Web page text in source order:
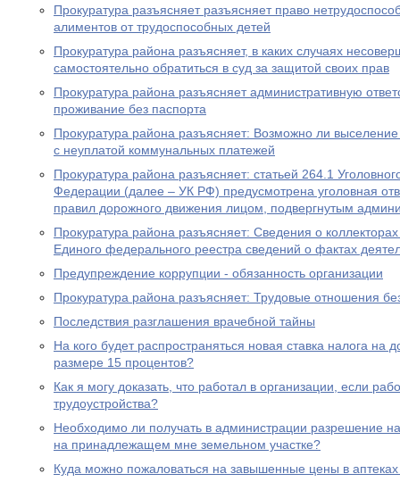
Прокуратура разъясняет разъясняет право
алиментов от трудоспособных детей
Прокуратура района разъясняет, в каких случаях
самостоятельно обратиться в суд за защитой своих прав
Прокуратура района разъясняет административную
проживание без паспорта
Прокуратура района разъясняет: Возможно ли
с неуплатой коммунальных платежей
Прокуратура района разъясняет: статьей 264.1
Федерации (далее – УК РФ) предусмотрена уголовная
правил дорожного движения лицом, подвергнутым
Прокуратура района разъясняет: Сведения о
Единого федерального реестра сведений о фактах
Предупреждение коррупции - обязанность организации
Прокуратура района разъясняет: Трудовые отношения
Последствия разглашения врачебной тайны
На кого будет распространяться новая ставка налога на
размере 15 процентов?
Как я могу доказать, что работал в организации, если
трудоустройства?
Необходимо ли получать в администрации разрешение
на принадлежащем мне земельном участке?
Куда можно пожаловаться на завышенные цены в